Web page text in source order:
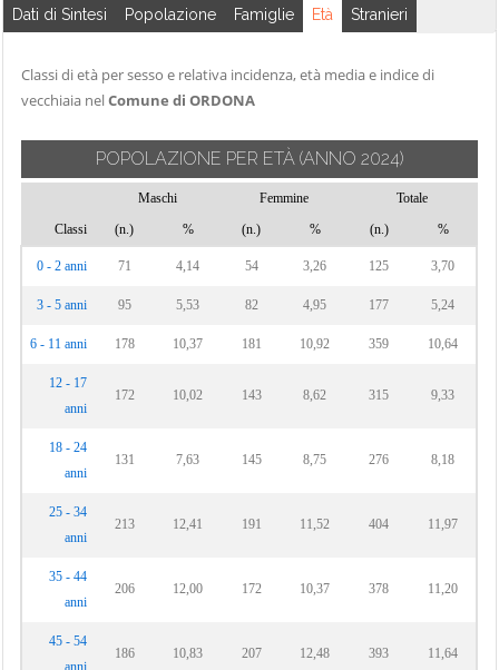
Dati di Sintesi Popolazione Famiglie Età Stranieri
Classi di età per sesso e relativa incidenza, età media e indice di
vecchiaia nelComune di ORDONA
POPOLAZIONE PER ETÀ (ANNO 2024)
Maschi Femmine
Totale
Classi
(n.) % (n.) % (n.) %
0 - 2 anni 71 4,14 54 3,26 125 3,70
3 - 5 anni 95 5,53 82 4,95 177 5,24
6 - 11 anni 178 10,37 181 10,92 359 10,64
12 - 17
anni
172 10,02 143 8,62 315 9,33
18 - 24
anni
131 7,63 145 8,75 276 8,18
25 - 34
anni
213 12,41 191 11,52 404 11,97
35 - 44
anni
206 12,00 172 10,37 378 11,20
45 - 54
anni
186 10,83 207 12,48 393 11,64